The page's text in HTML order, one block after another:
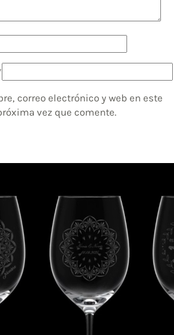
correo electrónico y web en este
vez que comente.